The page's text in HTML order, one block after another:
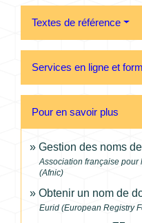
Textes de référence
Services en ligne et
Pour en savoir plus
Gestion des noms
Association française pour
(Afnic)
Obtenir un nom de
Eurid (European Registry